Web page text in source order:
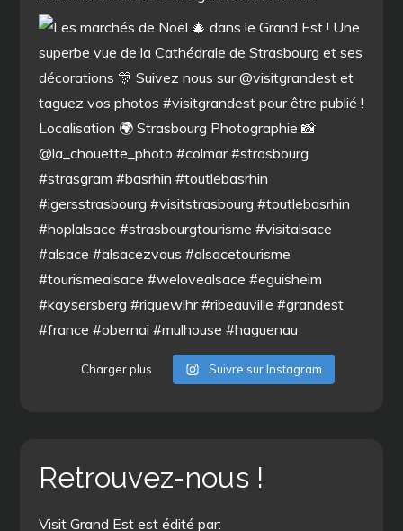
Charger plus Suivre sur Instagram
Retrouvez-nous !
Visit Grand Est est édité par: